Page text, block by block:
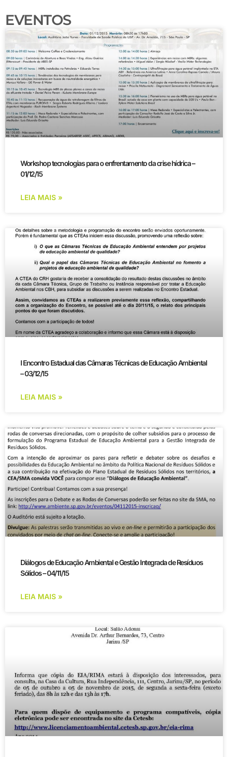
EVENTOS
Workshop tecnologias para o enfrentamento da crise hídrica –
01/12/15
LEIA MAIS »
I Encontro Estadual das Câmaras Técnicas de Educação Ambiental
– 03/12/15
LEIA MAIS »
Diálogos de Educação Ambiental e Gestão Integrada de Resíduos
Sólidos – 04/11/15
LEIA MAIS »